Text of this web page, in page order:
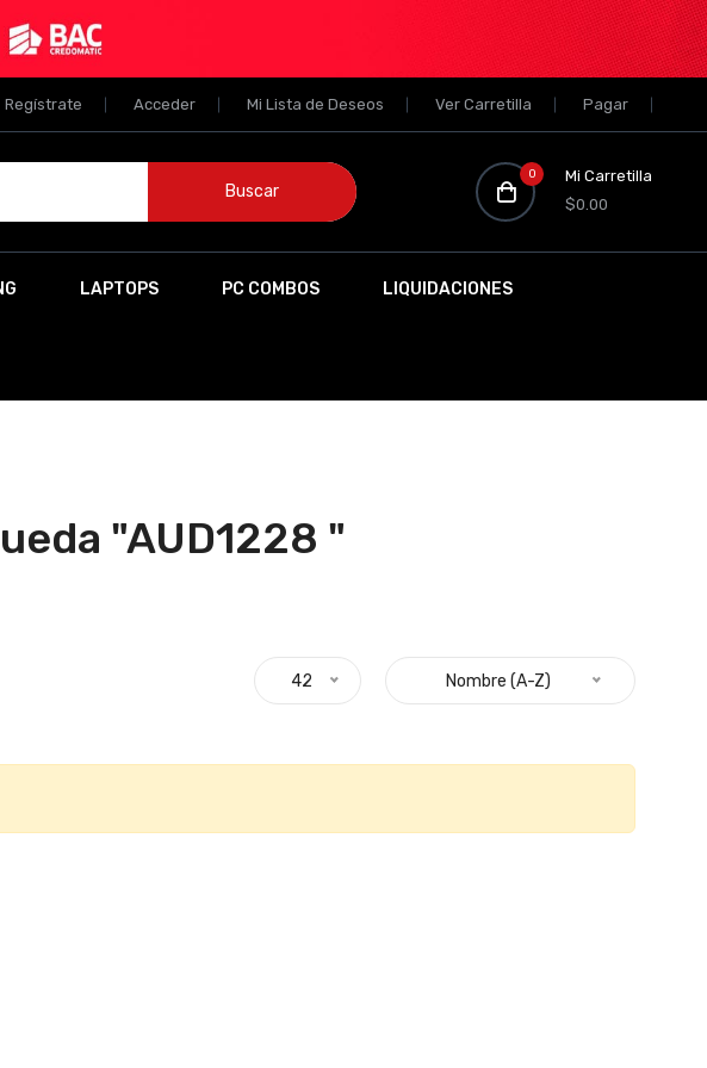
Regístrate Acceder Mi Lista de Deseos Ver Carretilla Pagar
Buscar
0
Mi Carretilla
$0.00
LAPTOPS PC COMBOS LIQUIDACIONES
"AUD1228 "
42 Nombre (A-Z)